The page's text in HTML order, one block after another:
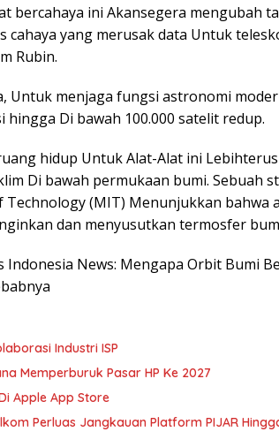
bercahaya ini Akansegera mengubah
cahaya yang merusak data Untuk
Rubin.
Untuk menjaga fungsi astronomi
Di bawah 100.000 satelit redup.
hidup Untuk Alat-Alat ini
Di bawah permukaan bumi. Sebuah
(MIT) Menunjukkan bahwa
dan menyusutkan termosfer
Indonesia News: Mengapa Orbit Bumi
Industri ISP
Memperburuk Pasar HP Ke 2027
Apple App Store
Perluas Jangkauan Platform PIJAR